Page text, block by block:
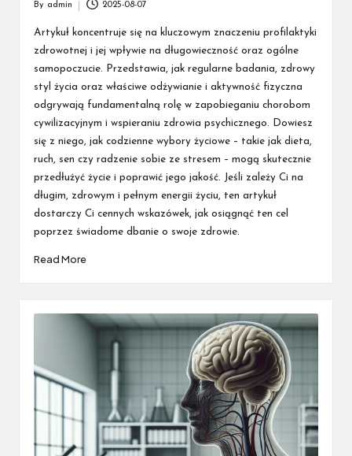
by
By admin 2025-08-07
Artykuł koncentruje się na kluczowym znaczeniu profilaktyki
zdrowotnej i jej wpływie na długowieczność oraz ogólne
samopoczucie. Przedstawia, jak regularne badania, zdrowy
styl życia oraz właściwe odżywianie i aktywność fizyczna
odgrywają fundamentalną rolę w zapobieganiu chorobom
cywilizacyjnym i wspieraniu zdrowia psychicznego. Dowiesz
się z niego, jak codzienne wybory życiowe – takie jak dieta,
ruch, sen czy radzenie sobie ze stresem – mogą skutecznie
przedłużyć życie i poprawić jego jakość. Jeśli zależy Ci na
długim, zdrowym i pełnym energii życiu, ten artykuł
dostarczy Ci cennych wskazówek, jak osiągnąć ten cel
poprzez świadome dbanie o swoje zdrowie.
Read More